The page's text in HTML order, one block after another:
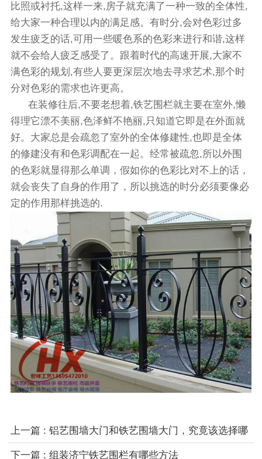
比照或衬托,这样一来,房子就充满了一种一致的全体性,
给大家一种合理以内的满足感。有时分,会对色彩过多
发生疲乏的话,可用一些暖色系的色彩来进行和谐,这样
就不会给人疲乏感受了。跟着时代的高速开展,大家不
满色彩的规划,有些人要更深层次地去寻求艺术,那个时
分对色彩的需求也许更高。
在装修往后,不要老想着,铁艺围栏就主要在室外,懒
得理它漂不美丽,色泽鲜不艳丽,只知道它即是在外面就
好。大家总是会疏忽了室外的全体修建性,也即是全体
的修建没有和色彩调配在一起。经常被疏忽,所以外围
的色彩就显得那么单调，假如你的色彩比对不上的话，
就会丧失了自身的作用了，所以挑选的时分必须要像必
定的作用那样挑选的.
上一篇 : 铝艺围墙大门和铁艺围墙大门，究竟该选择哪
种呢？
下一篇 : 组装济宁铁艺围栏有哪些方法